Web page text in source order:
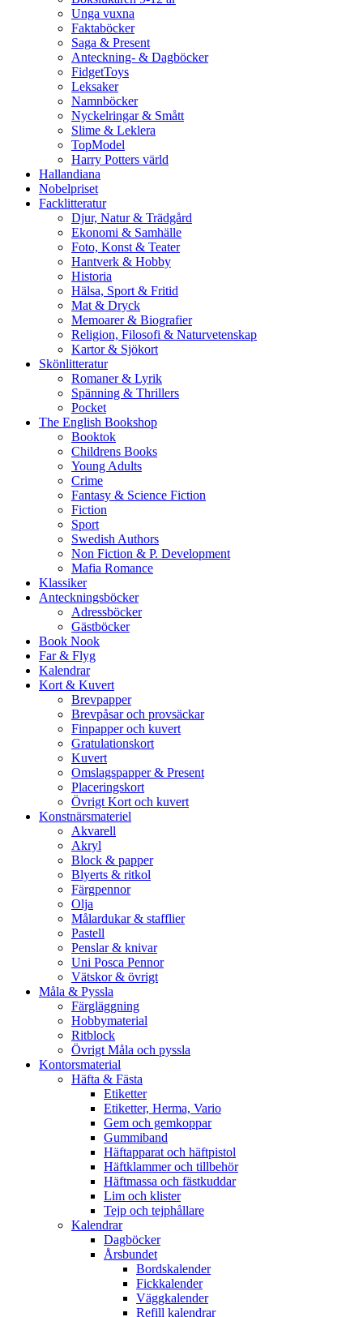
Unga vuxna
Faktaböcker
Saga & Present
Anteckning- & Dagböcker
FidgetToys
Leksaker
Namnböcker
Nyckelringar & Smått
Slime & Leklera
TopModel
Harry Potters värld
Hallandiana
Nobelpriset
Facklitteratur
Djur, Natur & Trädgård
Ekonomi & Samhälle
Foto, Konst & Teater
Hantverk & Hobby
Historia
Hälsa, Sport & Fritid
Mat & Dryck
Memoarer & Biografier
Religion, Filosofi & Naturvetenskap
Kartor & Sjökort
Skönlitteratur
Romaner & Lyrik
Spänning & Thrillers
Pocket
The English Bookshop
Booktok
Childrens Books
Young Adults
Crime
Fantasy & Science Fiction
Fiction
Sport
Swedish Authors
Non Fiction & P. Development
Mafia Romance
Klassiker
Anteckningsböcker
Adressböcker
Gästböcker
Book Nook
Far & Flyg
Kalendrar
Kort & Kuvert
Brevpapper
Brevpåsar och provsäckar
Finpapper och kuvert
Gratulationskort
Kuvert
Omslagspapper & Present
Placeringskort
Övrigt Kort och kuvert
Konstnärsmateriel
Akvarell
Akryl
Block & papper
Blyerts & ritkol
Färgpennor
Olja
Målardukar & stafflier
Pastell
Penslar & knivar
Uni Posca Pennor
Vätskor & övrigt
Måla & Pyssla
Färgläggning
Hobbymaterial
Ritblock
Övrigt Måla och pyssla
Kontorsmaterial
Häfta & Fästa
Etiketter
Etiketter, Herma, Vario
Gem och gemkoppar
Gummiband
Häftapparat och häftpistol
Häftklammer och tillbehör
Häftmassa och fästkuddar
Lim och klister
Tejp och tejphållare
Kalendrar
Dagböcker
Årsbundet
Bordskalender
Fickkalender
Väggkalender
Refill kalendrar